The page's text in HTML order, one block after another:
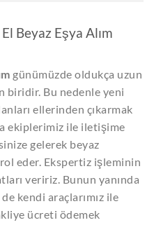
Beyaz Eşya Alım
günümüzde oldukça uzun
biridir. Bu nedenle yeni
ellerinden çıkarmak
ekiplerimiz ile iletişime
gelerek beyaz
eder. Ekspertiz işleminin
veririz. Bunun yanında
kendi araçlarımız ile
ücreti ödemek